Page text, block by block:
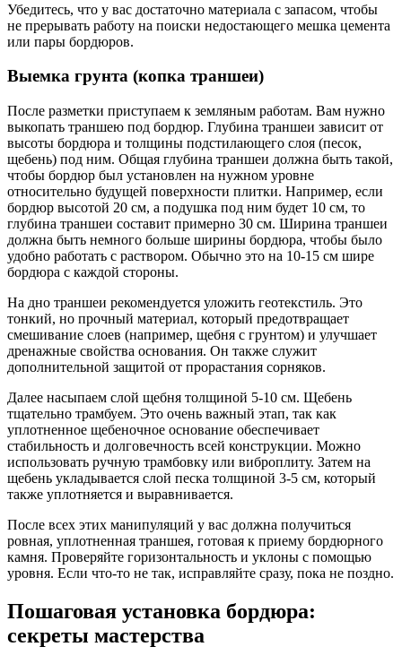
Убедитесь, что у вас достаточно материала с запасом, чтобы
не прерывать работу на поиски недостающего мешка цемента
или пары бордюров.
Выемка грунта (копка траншеи)
После разметки приступаем к земляным работам. Вам нужно
выкопать траншею под бордюр. Глубина траншеи зависит от
высоты бордюра и толщины подстилающего слоя (песок,
щебень) под ним. Общая глубина траншеи должна быть такой,
чтобы бордюр был установлен на нужном уровне
относительно будущей поверхности плитки. Например, если
бордюр высотой 20 см, а подушка под ним будет 10 см, то
глубина траншеи составит примерно 30 см. Ширина траншеи
должна быть немного больше ширины бордюра, чтобы было
удобно работать с раствором. Обычно это на 10-15 см шире
бордюра с каждой стороны.
На дно траншеи рекомендуется уложить геотекстиль. Это
тонкий, но прочный материал, который предотвращает
смешивание слоев (например, щебня с грунтом) и улучшает
дренажные свойства основания. Он также служит
дополнительной защитой от прорастания сорняков.
Далее насыпаем слой щебня толщиной 5-10 см. Щебень
тщательно трамбуем. Это очень важный этап, так как
уплотненное щебеночное основание обеспечивает
стабильность и долговечность всей конструкции. Можно
использовать ручную трамбовку или виброплиту. Затем на
щебень укладывается слой песка толщиной 3-5 см, который
также уплотняется и выравнивается.
После всех этих манипуляций у вас должна получиться
ровная, уплотненная траншея, готовая к приему бордюрного
камня. Проверяйте горизонтальность и уклоны с помощью
уровня. Если что-то не так, исправляйте сразу, пока не поздно.
Пошаговая установка бордюра:
секреты мастерства